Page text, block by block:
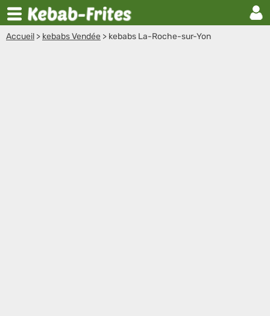
Accueil > kebabs Vendée > kebabs La-Roche-sur-Yon